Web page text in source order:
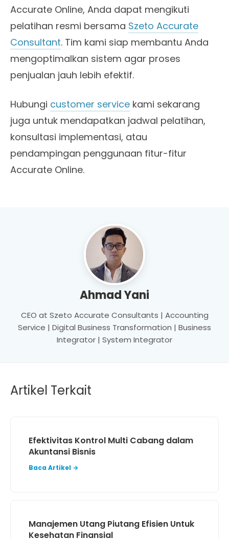
Accurate Online, Anda dapat mengikuti
pelatihan resmi bersama Szeto Accurate
Consultant. Tim kami siap membantu Anda
mengoptimalkan sistem agar proses
penjualan jauh lebih efektif.
Hubungi customer service kami sekarang
juga untuk mendapatkan jadwal pelatihan,
konsultasi implementasi, atau
pendampingan penggunaan fitur-fitur
Accurate Online.
Ahmad Yani
CEO at Szeto Accurate Consultants | Accounting
Service | Digital Business Transformation | Business
Integrator | System Integrator
Artikel Terkait
Efektivitas Kontrol Multi Cabang dalam
Akuntansi Bisnis
Baca Artikel →
Manajemen Utang Piutang Efisien Untuk
Kesehatan Finansial